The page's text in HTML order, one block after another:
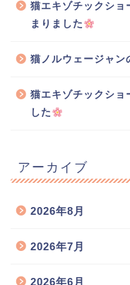
猫エキゾチックショ
まりました
猫ノルウェージャン
猫エキゾチックショ
した
アーカイブ
2026年8月
2026年7月
2026年6月